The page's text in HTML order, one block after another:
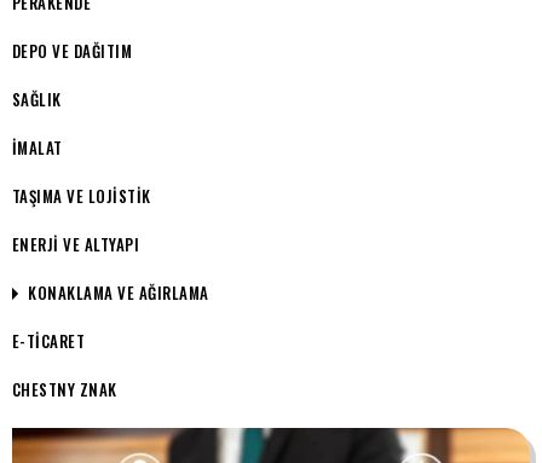
DEPO VE DAĞITIM
SAĞLIK
İMALAT
TAŞIMA VE LOJISTIK
ENERJI VE ALTYAPI
KONAKLAMA VE AĞIRLAMA
E-TICARET
CHESTNY ZNAK